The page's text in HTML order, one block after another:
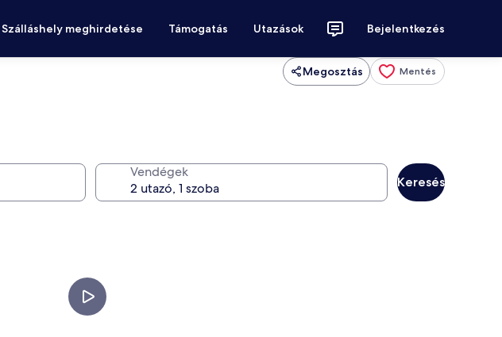
Szálláshely meghirdetése Támogatás Utazások Bejelentkezés
Megosztás Mentés
Vendégek
Keresés